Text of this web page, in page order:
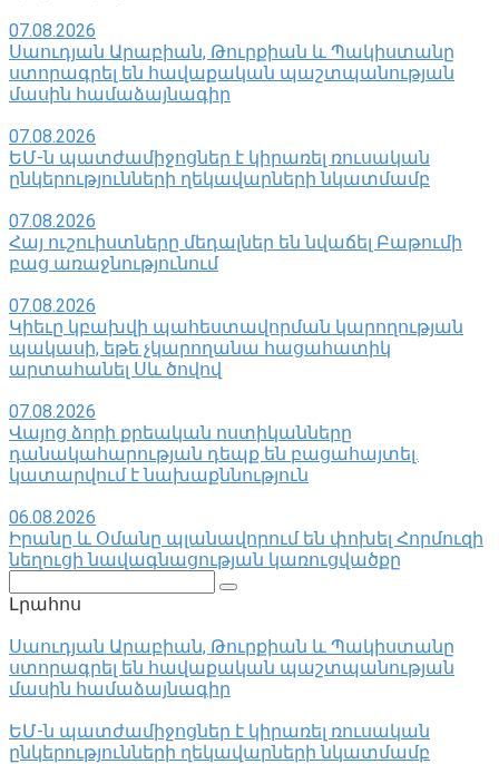
07.08.2026
Սաուդյան Արաբիան, Թուրքիան և Պակիստանը
ստորագրել են հավաքական պաշտպանության
մասին համաձայնագիր
07.08.2026
ԵՄ-ն պատժամիջոցներ է կիրառել ռուսական
ընկերությունների ղեկավարների նկատմամբ
07.08.2026
Հայ ուշուիստները մեդալներ են նվաճել Բաթումի
բաց առաջնությունում
07.08.2026
Կիեւը կբախվի պահեստավորման կարողության
պակասի, եթե չկարողանա հացահատիկ
արտահանել Սև ծովով
07.08.2026
Վայոց ձորի քրեական ոստիկանները
դանակահարության դեպք են բացահայտել․
կատարվում է նախաքննություն
06.08.2026
Իրանը և Օմանը պլանավորում են փոխել Հորմուզի
նեղուցի նավագնացության կառուցվածքը
Լրահոս
Սաուդյան Արաբիան, Թուրքիան և Պակիստանը
ստորագրել են հավաքական պաշտպանության
մասին համաձայնագիր
ԵՄ-ն պատժամիջոցներ է կիրառել ռուսական
ընկերությունների ղեկավարների նկատմամբ